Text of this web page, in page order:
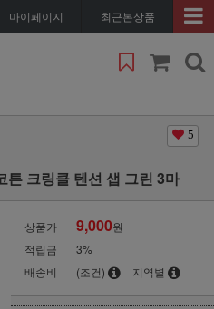
마이페이지 최근본상품
5
튼 크링클 텐션 샙 그린 3마
상품가 9,000원
적립금
3%
배송비
(조건) 지역별